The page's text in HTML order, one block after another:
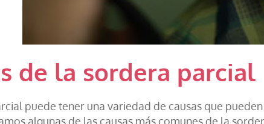
de la sordera parcial
puede tener una variedad de causas que
algunas de las causas más comunes de la